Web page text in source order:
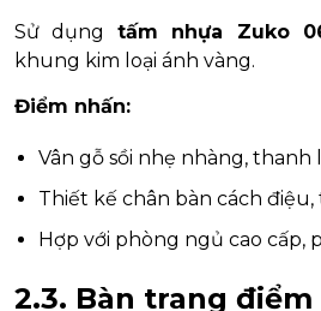
Sử dụng tấm nhựa Zuko
khung kim loại ánh vàng.
Điểm nhấn:
Vân gỗ sồi nhẹ nhàng, thanh
Thiết kế chân bàn cách điệu,
Hợp với phòng ngủ cao cấp,
2.3. Bàn trang điểm